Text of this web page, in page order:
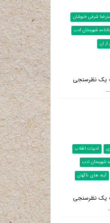
شرفی خبوشان
شهرستان ادب
ان
یک نظرسنجی
ادبیات انقلاب
شهرستان ادب
آینه های ناگهان
یک نظرسنجی